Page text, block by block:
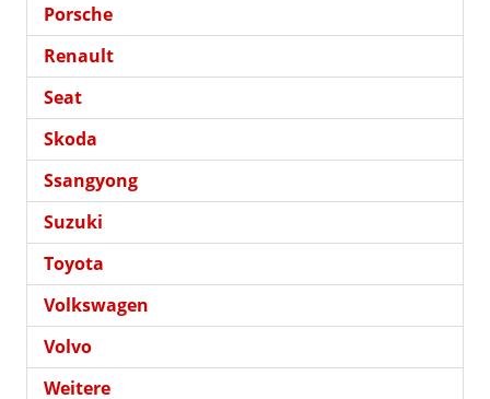
Porsche
Renault
Seat
Skoda
Ssangyong
Suzuki
Toyota
Volkswagen
Volvo
Weitere